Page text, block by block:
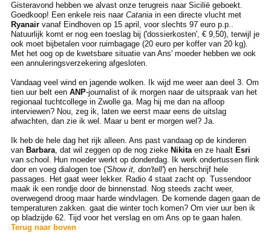
Gisteravond hebben we alvast onze terugreis naar Sicilië geboekt.
Goedkoop! Een enkele reis naar Cataniain een directe vlucht met
Ryanairvanaf Eindhoven op 15 april, voor slechts 97 euro p.p..
Natuurlijk komt er nog een toeslag bij ('dossierkosten', € 9,50), terwijl je
ook moet bijbetalen voor ruimbagage (20 euro per koffer van 20 kg).
Met het oog op de kwetsbare situatie van Ans' moeder hebben we ook
een annuleringsverzekering afgesloten.
Vandaag veel wind en jagende wolken. Ik wijd me weer aan deel 3. Om
tien uur belt een ANP-journalist of ik morgen naar de uitspraak van het
regionaal tuchtcollege in Zwolle ga. Mag hij me dan na afloop
interviewen? Nou, zeg ik, laten we eerst maar eens de uitslag
afwachten, dan zie ik wel. Maar u bent er morgen wel? Ja.
Ik heb de hele dag het rijk alleen. Ans past vandaag op de kinderen
vanBarbara, dat wil zeggen op de nog zieke Nikitaen ze haalt Esri
van school. Hun moeder werkt op donderdag. Ik werk ondertussen flink
door en voeg dialogen toe ('Show it, don'tell') en herschrijf hele
passages. Het gaat weer lekker. Radio 4 staat zacht op. Tussendoor
maak ik een rondje door de binnenstad. Nog steeds zacht weer,
overwegend droog maar harde windvlagen. De komende dagen gaan de
temperaturen zakken. gaat die winter toch komen? Om vier uur ben ik
op bladzijde 62. Tijd voor het verslag en om Ans op te gaan halen.
Terug naar boven